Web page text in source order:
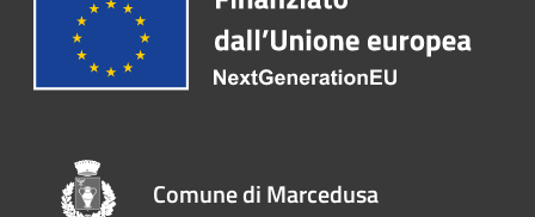
Comune di Marcedusa